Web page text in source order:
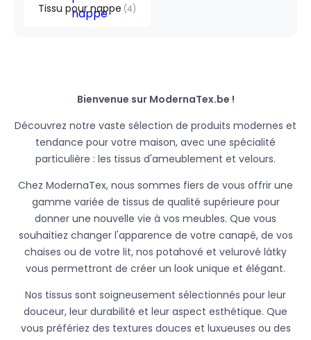
Tissu pour nappe 4
Bienvenue sur ModernaTex.be !
Découvrez notre vaste sélection de produits modernes et
tendance pour votre maison, avec une spécialité
particulière : les tissus d'ameublement et velours.
Chez ModernaTex, nous sommes fiers de vous offrir une
gamme variée de tissus de qualité supérieure pour
donner une nouvelle vie à vos meubles. Que vous
souhaitiez changer l'apparence de votre canapé, de vos
chaises ou de votre lit, nos potahové et velurové látky
vous permettront de créer un look unique et élégant.
Nos tissus sont soigneusement sélectionnés pour leur
douceur, leur durabilité et leur aspect esthétique. Que
vous préfériez des textures douces et luxueuses ou des